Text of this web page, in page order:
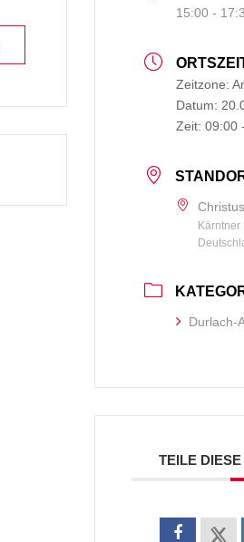
15:00 -
Zeitzone:
Datum:
Zeit:09:00
Kärntner
Durlach-
TEILE